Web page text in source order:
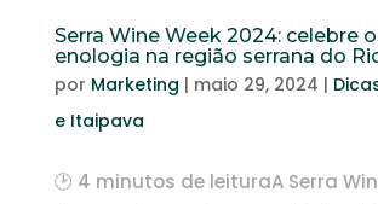
Serra Wine Week 2024: celebre
enologia na região serrana do
por Marketing | maio 29, 2024 |
e Itaipava
🕑 4 minutos de leituraA Serra